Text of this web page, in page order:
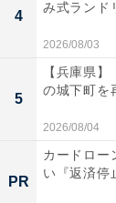
「普通車」
4
み式ランド
2026/08/03
5
【兵庫県
の城下町を
2026/08/04
PR
カードロー
い『返済停